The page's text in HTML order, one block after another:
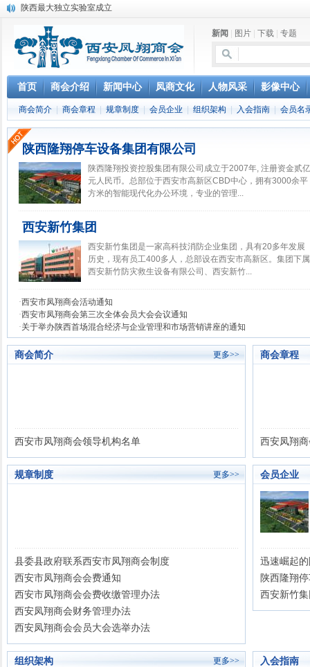
陕西最大独立实验室成立
豆腐村里豆腐宴
凤翔城建迈新步
凤翔将撤县建区
凤翔历史文化碑记
全国只有一个凤翔
张寒晖与“寒晖纸”
写给华山论剑西凤酒
西安友谊医学检验所 成为陕西医改推动器
新闻 图片 下载 专题
首页 商会介绍 新闻中心 凤商文化 人物风采 影像中心
商会简介 商会章程 规章制度 会员企业 组织架构 入会指南 会员名
陕西隆翔停车设备集团有限公司
陕西隆翔投资控股集团有限公司成立于2007年, 注册资金贰亿
元人民币。总部位于西安市高新区CBD中心，拥有3000余平
方米的智能现代化办公环境，专业的管理...
西安新竹集团
西安新竹集团是一家高科技消防企业集团，具有20多年发展
历史，现有员工400多人，总部设在西安市高新区。集团下属
西安新竹防灾救生设备有限公司、西安新竹...
·西安市凤翔商会活动通知
·西安市凤翔商会第三次全体会员大会会议通知
·关于举办陕西首场混合经济与企业管理和市场营销讲座的通知
商会简介 更多>>
西安市凤翔商会领导机构名单
商会章程
西安凤翔
规章制度 更多>>
县委县政府联系西安市凤翔商会制度
西安市凤翔商会会费通知
西安市凤翔商会会费收缴管理办法
西安凤翔商会财务管理办法
西安凤翔商会会员大会选举办法
会员企业
迅速崛起
陕西隆翔
西安新竹
组织架构 更多>> 入会指南